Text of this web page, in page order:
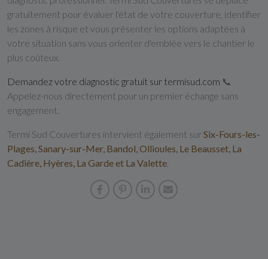
gratuitement pour évaluer l'état de votre couverture, identifier
les zones à risque et vous présenter les options adaptées à
votre situation sans vous orienter d'emblée vers le chantier le
plus coûteux.
Demandez votre diagnostic gratuit sur termisud.com 📞
Appelez-nous directement pour un premier échange sans
engagement.
Termi Sud Couvertures intervient également surSix-Fours-les-
Plages, Sanary-sur-Mer, Bandol, Ollioules, Le Beausset, La
Cadière, Hyères, La Garde et La Valette